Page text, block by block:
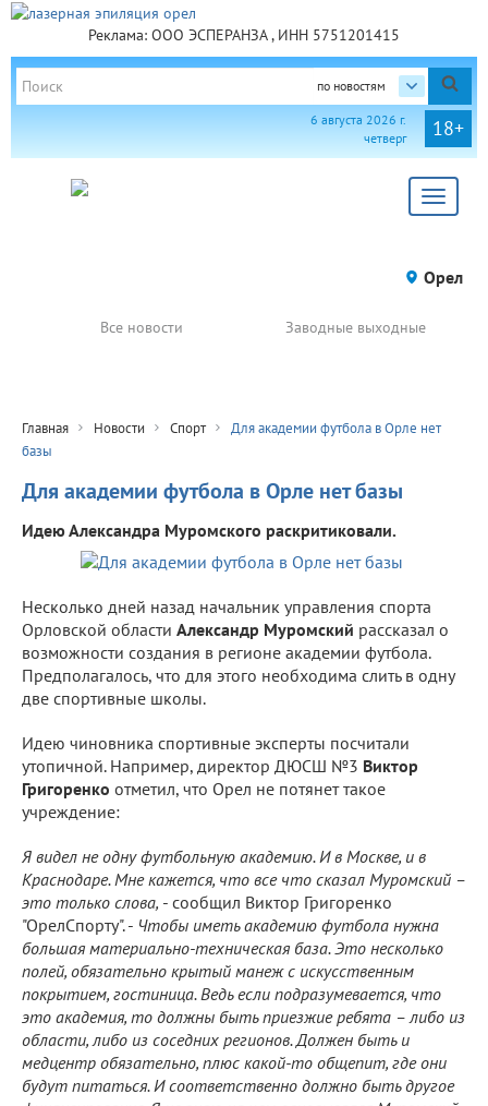
Реклама: ООО ЭСПЕРАНЗА , ИНН 5751201415
по новостям
18+
6 августа 2026 г.
четверг
Toggle
Орел
Все новости Заводные выходные
Главная Новости Спорт
Для академии футбола в Орле нет
базы
Для академии футбола в Орле нет базы
Идею Александра Муромского раскритиковали.
Несколько дней назад начальник управления спорта
Орловской области Александр Муромский рассказал о
возможности создания в регионе академии футбола.
Предполагалось, что для этого необходима слить в одну
две спортивные школы.
Идею чиновника спортивные эксперты посчитали
утопичной. Например, директор ДЮСШ №3 Виктор
Григоренко отметил, что Орел не потянет такое
учреждение:
Я видел не одну футбольную академию. И в Москве, и в
Краснодаре. Мне кажется, что все что сказал Муромский –
это только слова, - сообщил Виктор Григоренко
"ОрелСпорту". - Чтобы иметь академию футбола нужна
большая материально-техническая база. Это несколько
полей, обязательно крытый манеж с искусственным
покрытием, гостиница. Ведь если подразумевается, что
это академия, то должны быть приезжие ребята – либо из
области, либо из соседних регионов. Должен быть и
медцентр обязательно, плюс какой-то общепит, где они
будут питаться. И соответственно должно быть другое